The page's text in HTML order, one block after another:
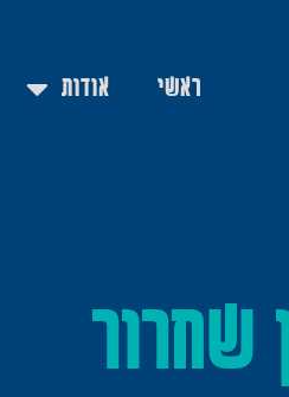
ראשי אודות
שחרור